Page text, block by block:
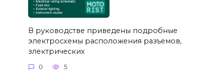
В руководстве приведены подробные
электросхемы расположения разъемов,
злектрических
0 5